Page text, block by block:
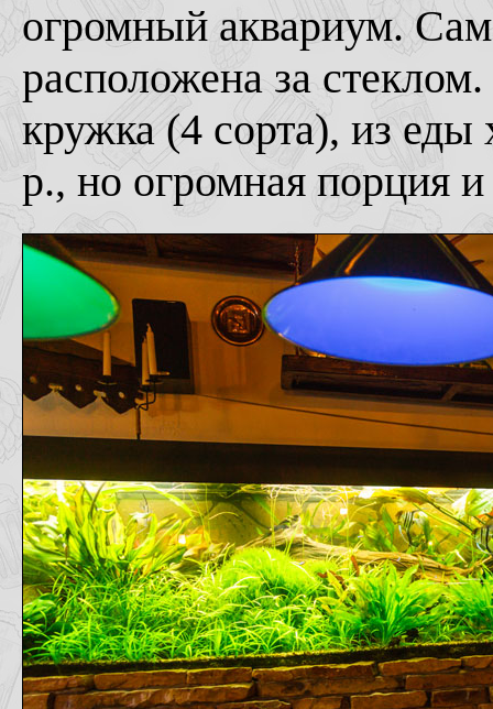
огромный аквариум.
расположена за
кружка (4 сорта), из
р., но огромная порция